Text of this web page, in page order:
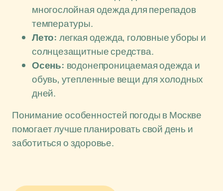
многослойная одежда для перепадов
температуры.
Лето: легкая одежда, головные уборы и
солнцезащитные средства.
Осень: водонепроницаемая одежда и
обувь, утепленные вещи для холодных
дней.
Понимание особенностей погоды в Москве
помогает лучше планировать свой день и
заботиться о здоровье.